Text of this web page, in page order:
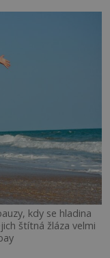
kdy se hladina
štítná žláza velmi